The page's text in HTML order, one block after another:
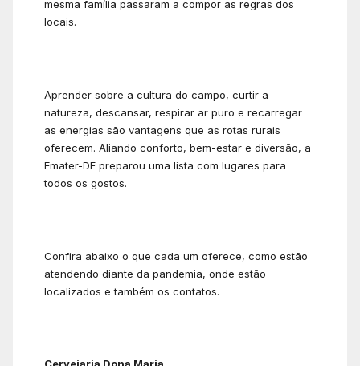
mesma família passaram a compor as regras dos
locais.
Aprender sobre a cultura do campo, curtir a
natureza, descansar, respirar ar puro e recarregar
as energias são vantagens que as rotas rurais
oferecem. Aliando conforto, bem-estar e diversão, a
Emater-DF preparou uma lista com lugares para
todos os gostos.
Confira abaixo o que cada um oferece, como estão
atendendo diante da pandemia, onde estão
localizados e também os contatos.